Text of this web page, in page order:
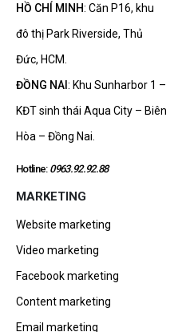
HỒ CHÍ MINH: Căn P16, khu
đô thị Park Riverside, Thủ
Đức, HCM.
ĐỒNG NAI : Khu Sunharbor 1 –
KĐT sinh thái Aqua City – Biên
Hòa – Đồng Nai.
Hotline: 0963.92.92.88
MARKETING
Website marketing
Video marketing
Facebook marketing
Content marketing
Email marketing